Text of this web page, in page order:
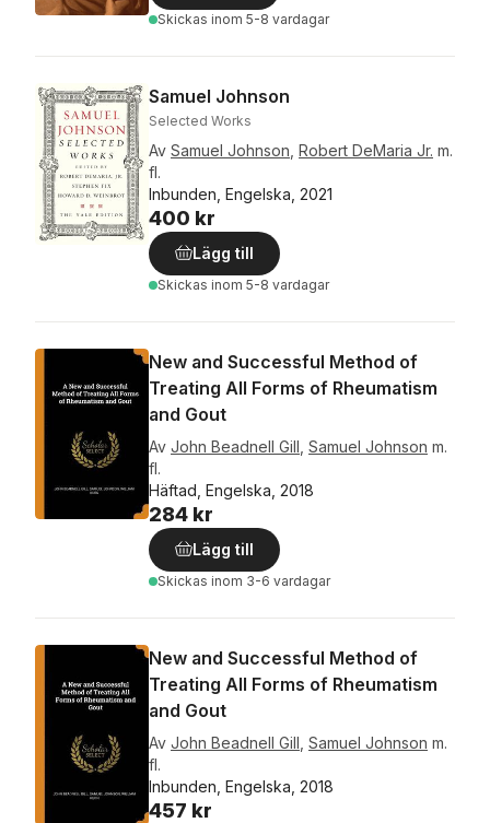
Skickas inom 5-8 vardagar
Samuel Johnson
Selected Works
Av Samuel Johnson Robert DeMaria Jr. m.
fl.
Inbunden, Engelska, 2021
400 kr
Lägg till
Skickas inom 5-8 vardagar
New and Successful Method of
Treating All Forms of Rheumatism
and Gout
Av John Beadnell Gill Samuel Johnson m.
fl.
Häftad, Engelska, 2018
284 kr
Lägg till
Skickas inom 3-6 vardagar
New and Successful Method of
Treating All Forms of Rheumatism
and Gout
Av John Beadnell Gill Samuel Johnson m.
fl.
Inbunden, Engelska, 2018
457 kr